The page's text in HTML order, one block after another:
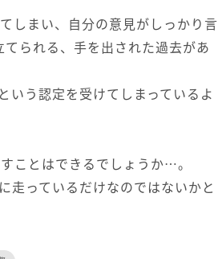
しまい、自分の意見がしっかり言
られる、手を出された過去があ
いう認定を受けてしまっているよ
ことはできるでしょうか…。
走っているだけなのではないかと